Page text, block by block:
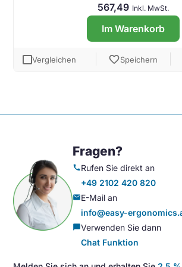
567,49 Inkl. MwSt.
Im Warenkorb
Vergleichen favoriteSpeichern
Fragen?
callRufen Sie direkt an
+49 2102 420 820
mailE-Mail an
info@easy-
chat_bubbleVerwenden Sie dann
Chat Funktion